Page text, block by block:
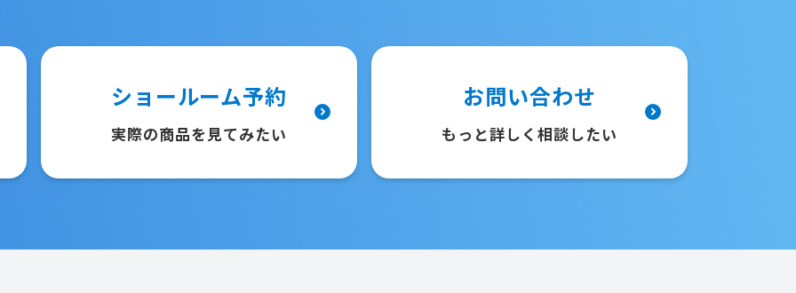
ショールーム予約
実際の商品を見てみたい
お問い合わせ
もっと詳しく相談したい